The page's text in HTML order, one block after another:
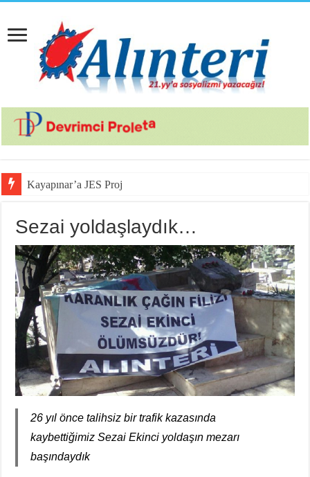
Kayapınar’a JES Projesi için Jan
Sezai yoldaşlaydık…
26 yıl önce talihsiz bir trafik kazasında
kaybettiğimiz Sezai Ekinci yoldaşın mezarı
başındaydık